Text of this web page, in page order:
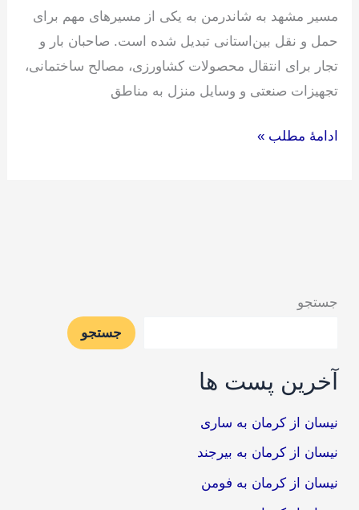
مسیر مشهد به شاندرمن به یکی از مسیرهای مهم برای
حمل و نقل بین‌استانی تبدیل شده است. صاحبان بار و
تجار برای انتقال محصولات کشاورزی، مصالح ساختمانی،
تجهیزات صنعتی و وسایل منزل به مناطق
ادامۀ مطلب »
جستجو
جستجو
آخرین پست ها
نیسان از کرمان به ساری
نیسان از کرمان به بیرجند
نیسان از کرمان به فومن